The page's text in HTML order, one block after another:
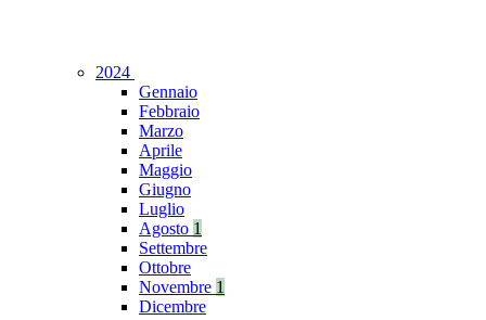
2024
Gennaio
Febbraio
Marzo
Aprile
Maggio
Giugno
Luglio
Agosto 1
Settembre
Ottobre
Novembre 1
Dicembre